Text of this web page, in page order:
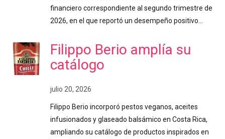
financiero correspondiente al segundo trimestre de
2026, en el que reportó un desempeño positivo…
Filippo Berio amplía su
catálogo
julio 20, 2026
Filippo Berio incorporó pestos veganos, aceites
infusionados y glaseado balsámico en Costa Rica,
ampliando su catálogo de productos inspirados en